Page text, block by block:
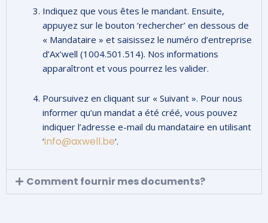
Indiquez que vous êtes le mandant. Ensuite,
appuyez sur le bouton ‘rechercher’ en dessous de
« Mandataire » et saisissez le numéro d’entreprise
d’Ax’well (1004.501.514). Nos informations
apparaîtront et vous pourrez les valider.
Poursuivez en cliquant sur « Suivant ». Pour nous
informer qu’un mandat a été créé, vous pouvez
indiquer l’adresse e-mail du mandataire en utilisant
‘info@axwell.be‘.
Comment fournir mes documents?